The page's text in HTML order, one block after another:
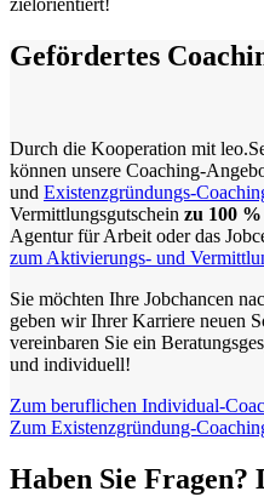
zielorientiert!
Gefördertes
Durch die Kooperation mit
können unsere Coaching-
und Existenzgründungs-
Vermittlungsgutschein zu 100
Agentur für Arbeit oder das
zum Aktivierungs- und
Sie möchten Ihre Jobchancen
geben wir Ihrer Karriere neuen
vereinbaren Sie ein
und individuell!
Zum beruflichen Individual-
Zum Existenzgründung-
Haben Sie Fragen?